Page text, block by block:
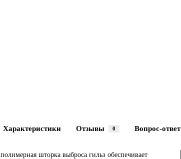
Характеристики Отзывы 0 Вопрос-ответ
полимерная шторка выброса гильз обеспечивает